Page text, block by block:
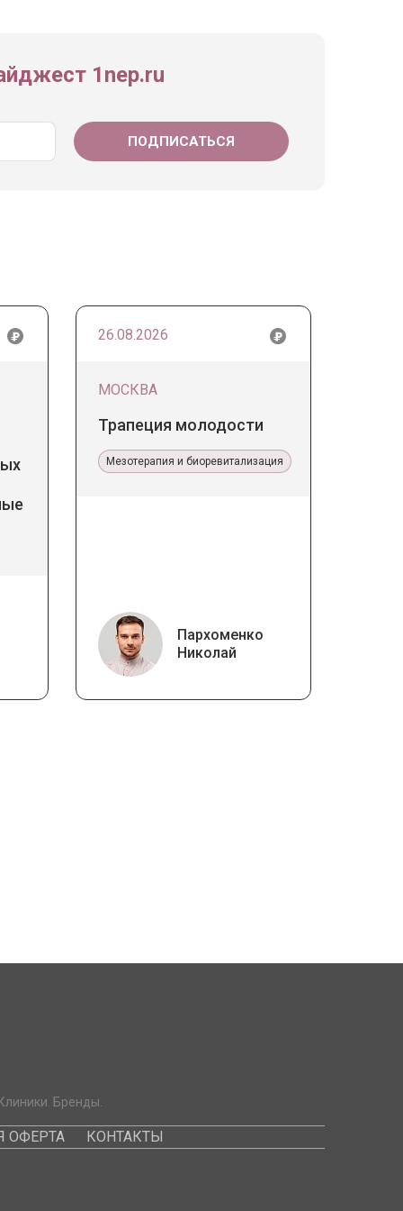
1nep.ru
26.08.2026
МОСКВА
Трапеция молодости
Мезотерапия и биоревитализация
Пархоменко
Николай
Бренды.
ОФЕРТА КОНТАКТЫ